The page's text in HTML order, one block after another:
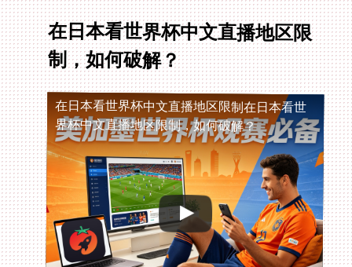
在日本看世界杯中文直播地区限
制，如何破解？
在日本看世界杯中文直播地区限制在日本看世
界杯中文直播地区限制，如何破解？